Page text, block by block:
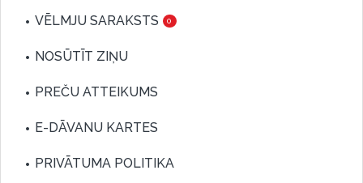
VĒLMJU SARAKSTS 0
NOSŪTĪT ZIŅU
PREČU ATTEIKUMS
E-DĀVANU KARTES
PRIVĀTUMA POLITIKA